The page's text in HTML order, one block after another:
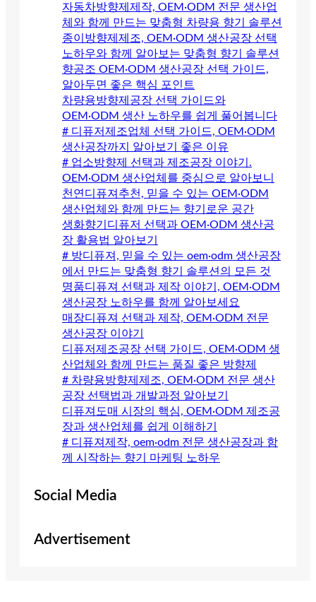
자동차방향제제작, OEM·ODM 전문 생산업
체와 함께 만드는 맞춤형 차량용 향기 솔루션
종이방향제제조, OEM·ODM 생산공장 선택
노하우와 함께 알아보는 맞춤형 향기 솔루션
향공조 OEM·ODM 생산공장 선택 가이드,
알아두면 좋은 핵심 포인트
차량용방향제공장 선택 가이드와
OEM·ODM 생산 노하우를 쉽게 풀어봅니다
# 디퓨저제조업체 선택 가이드, OEM·ODM
생산공장까지 알아보기 좋은 이유
# 업소방향제 선택과 제조공장 이야기.
OEM·ODM 생산업체를 중심으로 알아보니
천연디퓨져추천, 믿을 수 있는 OEM·ODM
생산업체와 함께 만드는 향기로운 공간
생화향기디퓨저 선택과 OEM·ODM 생산공
장 활용법 알아보기
# 방디퓨져, 믿을 수 있는 oem·odm 생산공장
에서 만드는 맞춤형 향기 솔루션의 모든 것
명품디퓨져 선택과 제작 이야기, OEM·ODM
생산공장 노하우를 함께 알아보세요
매장디퓨져 선택과 제작, OEM·ODM 전문
생산공장 이야기
디퓨저제조공장 선택 가이드, OEM·ODM 생
산업체와 함께 만드는 품질 좋은 방향제
# 차량용방향제제조, OEM·ODM 전문 생산
공장 선택법과 개발과정 알아보기
디퓨져도매 시장의 핵심, OEM·ODM 제조공
장과 생산업체를 쉽게 이해하기
# 디퓨져제작, oem·odm 전문 생산공장과 함
께 시작하는 향기 마케팅 노하우
Social Media
Advertisement